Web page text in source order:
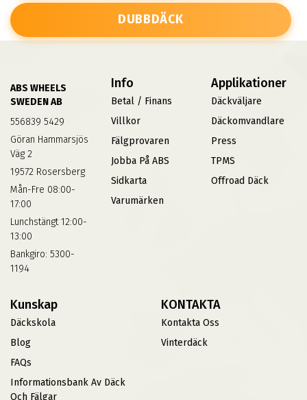
DUBBDÄCK
ABS WHEELS
SWEDEN AB
556839 5429
Göran Hammarsjös
Väg 2
19572 Rosersberg
Mån-Fre 08:00-
17:00
Lunchstängt 12:00-
13:00
Bankgiro: 5300-
1194
Info
Betal / Finans
Villkor
Fälgprovaren
Jobba På ABS
Sidkarta
Varumärken
Applikationer
Däckväljare
Däckomvandlare
Press
TPMS
Offroad Däck
Kunskap
Däckskola
Blog
FAQs
Informationsbank Av Däck
Och Fälgar
KONTAKTA
Kontakta Oss
Vinterdäck